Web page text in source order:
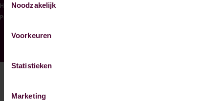
Noodzakelijk
Voorkeuren
Statistieken
Marketing
HerroepingSitemap
Privacybeleid